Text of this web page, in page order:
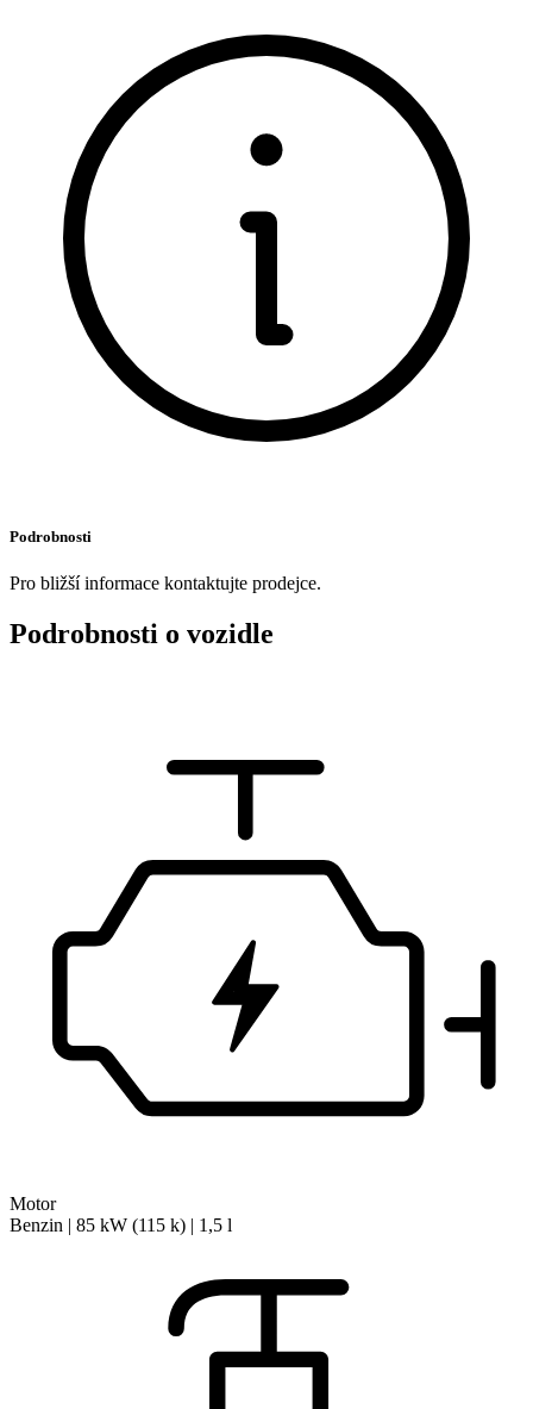
Podrobnosti
Pro bližší informace kontaktujte prodejce.
Podrobnosti o vozidle
Motor
Benzin | 85 kW (115 k) | 1,5 l